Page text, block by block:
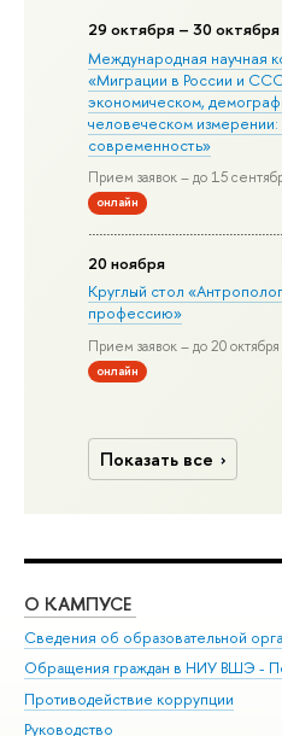
29 октября – 30 октября
Международная научная
«Миграции в Росcии и
экономическом,
человеческом измерении:
современность»
Прием заявок – до 15
онлайн
20 ноября
Круглый стол
профессию»
Прием заявок – до 20 октября
онлайн
Показать все
О КАМПУСЕ
Сведения об образовательной
Обращения граждан в НИУ ВШЭ -
Противодействие коррупции
Руководство